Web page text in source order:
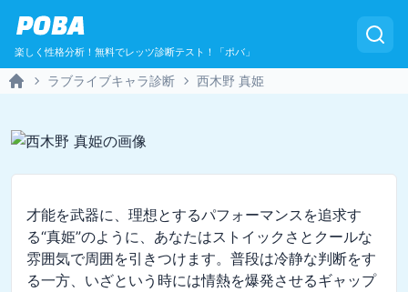
POBA
楽しく性格分析！無料でレッツ診断テスト！「ポバ」
ラブライブキャラ診断 西木野 真姫
才能を武器に、理想とするパフォーマンスを追求す
る“真姫”のように、あなたはストイックさとクールな
雰囲気で周囲を引きつけます。普段は冷静な判断をす
る一方、いざという時には情熱を爆発させるギャップ